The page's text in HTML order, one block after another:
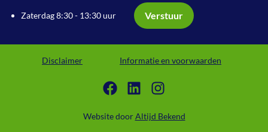
Zaterdag 8:30 - 13:30 uur Verstuur
Website doorAltijd Bekend
Disclaimer Informatie en voorwaarden